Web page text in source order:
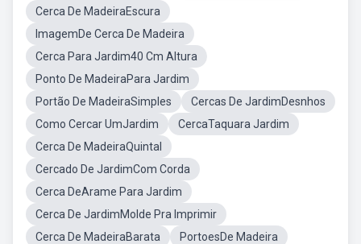
Cerca De MadeiraEscura
ImagemDe Cerca De Madeira
Cerca Para Jardim40 Cm Altura
Ponto De MadeiraPara Jardim
Portão De MadeiraSimples
Cercas De JardimDesnhos
Como Cercar UmJardim
CercaTaquara Jardim
Cerca De MadeiraQuintal
Cercado De JardimCom Corda
Cerca DeArame Para Jardim
Cerca De JardimMolde Pra Imprimir
Cerca De MadeiraBarata
PortoesDe Madeira